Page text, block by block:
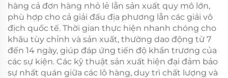
hàng cả đơn hàng nhỏ lẻ lẫn sản xuất quy mô lớn,
phù hợp cho cả giải đấu địa phương lẫn các giải vô
địch quốc tế. Thời gian thực hiện nhanh chóng cho
khâu tùy chỉnh và sản xuất, thường dao động từ 7
đến 14 ngày, giúp đáp ứng tiến độ khẩn trương của
các sự kiện. Các kỹ thuật sản xuất hiện đại đảm bảo
sự nhất quán giữa các lô hàng, duy trì chất lượng và